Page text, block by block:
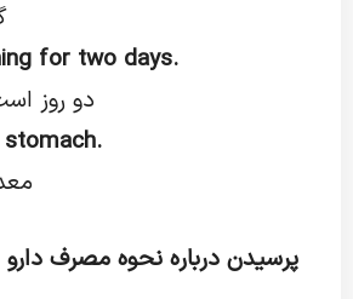
for two days.
دو روز
stomach.
پرسیدن درباره نحوه مصرف دارو